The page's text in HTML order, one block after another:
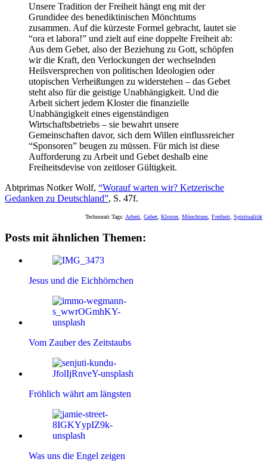
Unsere Tradition der Freiheit hängt eng mit der
Grundidee des benediktinischen Mönchtums
zusammen. Auf die kürzeste Formel gebracht, lautet sie
“ora et labora!” und zielt auf eine doppelte Freiheit ab:
Aus dem Gebet, also der Beziehung zu Gott, schöpfen
wir die Kraft, den Verlockungen der wechselnden
Heilsversprechen von politischen Ideologien oder
utopischen Verheißungen zu widerstehen – das Gebet
steht also für die geistige Unabhängigkeit. Und die
Arbeit sichert jedem Kloster die finanzielle
Unabhängigkeit eines eigenständigen
Wirtschaftsbetriebs – sie bewahrt unsere
Gemeinschaften davor, sich dem Willen einflussreicher
“Sponsoren” beugen zu müssen. Für mich ist diese
Aufforderung zu Arbeit und Gebet deshalb eine
Freiheitsdevise von zeitloser Gültigkeit.
Abtprimas Notker Wolf, “Worauf warten wir? Ketzerische
Gedanken zu Deutschland”, S. 47f.
Technorati Tags: Arbeit Gebet Kloster, Mönchtum Freiheit Spiritualität
Posts mit ähnlichen Themen:
Jesus und die Eichhörnchen
Vom Zauber des Zeitstaubs
Fröhlich währt am längsten
Was uns die Engel zeigen